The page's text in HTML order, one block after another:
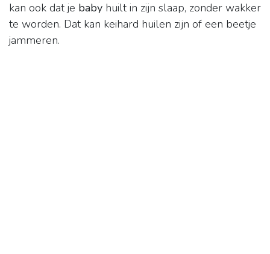
kan ook dat je baby huilt in zijn slaap, zonder wakker
te worden. Dat kan keihard huilen zijn of een beetje
jammeren.